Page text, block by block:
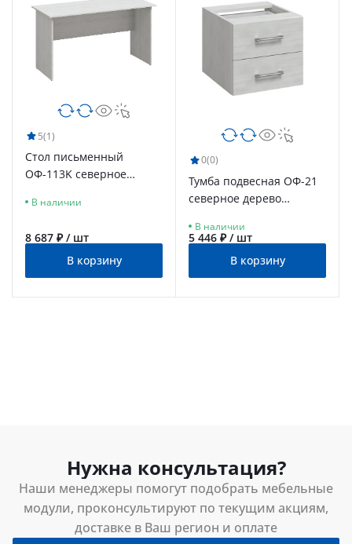
5(1)
Стол письменный
ОФ-113K северное
В наличии
8 687 ₽ / шт
В корзину
0(0)
Тумба подвесная ОФ-21
северное дерево
В наличии
5 446 ₽ / шт
В корзину
Нужна консультация?
Наши менеджеры помогут подобрать мебельные
модули, проконсультируют по текущим акциям,
доставке в Ваш регион и оплате